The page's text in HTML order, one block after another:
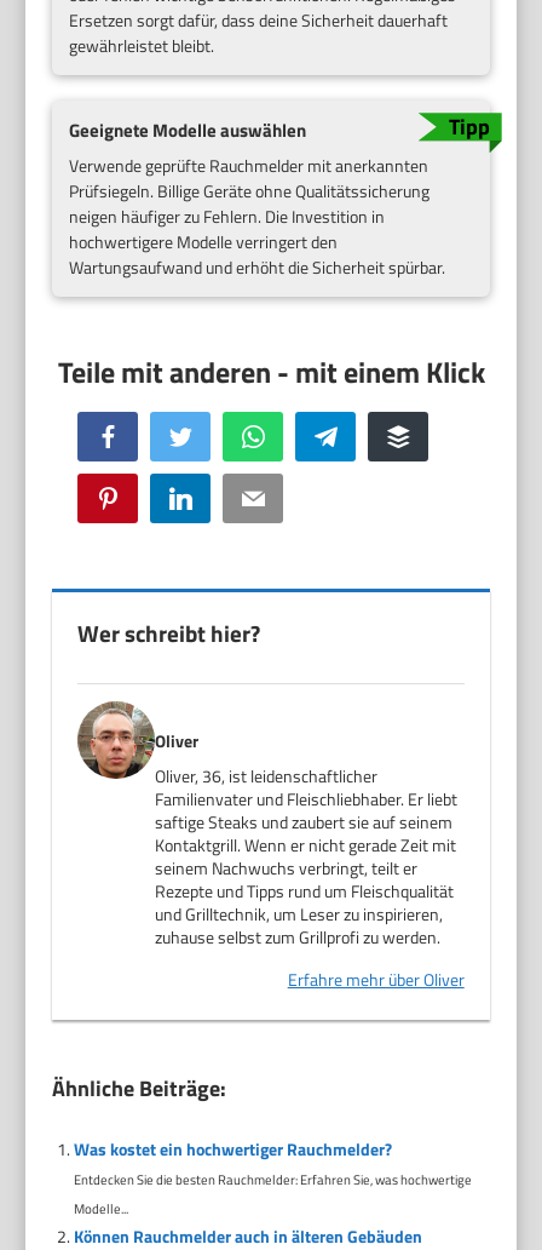
Ersetzen sorgt dafür, dass deine Sicherheit dauerhaft
gewährleistet bleibt.
Geeignete Modelle auswählen
Verwende geprüfte Rauchmelder mit anerkannten
Prüfsiegeln. Billige Geräte ohne Qualitätssicherung
neigen häufiger zu Fehlern. Die Investition in
hochwertigere Modelle verringert den
Wartungsaufwand und erhöht die Sicherheit spürbar.
Facebook Twitter WhatsApp Telegram Buffer
Pinterest LinkedIn Email
Wer schreibt hier?
Oliver
Oliver, 36, ist leidenschaftlicher
Familienvater und Fleischliebhaber. Er liebt
saftige Steaks und zaubert sie auf seinem
Kontaktgrill. Wenn er nicht gerade Zeit mit
seinem Nachwuchs verbringt, teilt er
Rezepte und Tipps rund um Fleischqualität
und Grilltechnik, um Leser zu inspirieren,
zuhause selbst zum Grillprofi zu werden.
Erfahre mehr über Oliver
Ähnliche Beiträge:
Was kostet ein hochwertiger Rauchmelder?
Entdecken Sie die besten Rauchmelder: Erfahren Sie, was hochwertige
Modelle...
Können Rauchmelder auch in älteren Gebäuden